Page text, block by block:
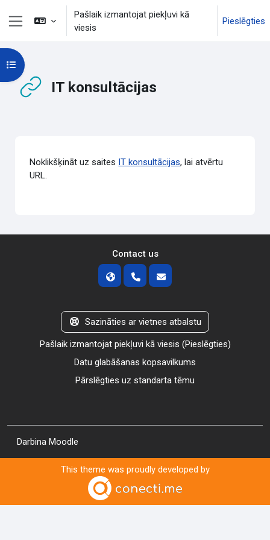
Atvērt galveno saturu
Sānu panelis
Pašlaik izmantojat piekļuvi kā
viesis
Pieslēgties
IT konsultācijas
Atvērt kursu indeksu
Noklikšķināt uz saites IT konsultācijas, lai atvērtu
URL.
Contact us
Sazināties ar vietnes atbalstu
Pašlaik izmantojat piekļuvi kā viesis (Pieslēgties)
Datu glabāšanas kopsavilkums
Pārslēgties uz standarta tēmu
Darbina Moodle
This theme was proudly developed by